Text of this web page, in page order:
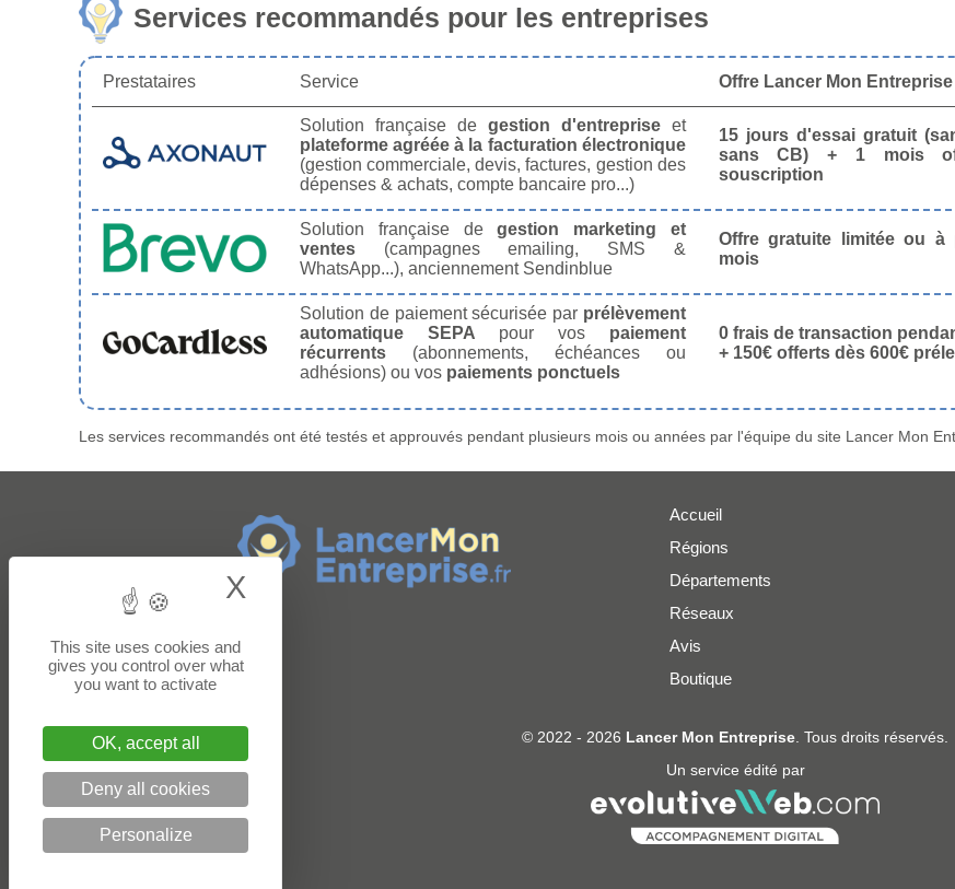
Services recommandés pour les entreprises
Prestataires Service Offre Lancer Mon Entreprise
Solution française de gestion d'entrepriseet
plateforme agréée à la facturation électronique
(gestion commerciale, devis, factures, gestion des
dépenses & achats, compte bancaire pro...)
15 jours d'essai gratuit
sans CB) + 1 mois
souscription
Solution française degestion marketing et
ventes (campagnes emailing, SMS &
WhatsApp...), anciennement Sendinblue
Offre gratuite limitée ou
mois
Solution de paiement sécurisée par prélèvement
automatique SEPA pour vos paiement
récurrents (abonnements, échéances ou
adhésions) ou vos paiements ponctuels
0 frais de transaction
+ 150€ offerts dès 600€
Les services recommandés ont été testés et approuvés pendant plusieurs mois ou années par l'équipe du site Lancer Mon
Accueil
Régions
Départements
Réseaux
Avis
Boutique
© 2022 - 2026 Lancer Mon Entreprise. Tous droits réservés.
Un service édité par
This site uses cookies and
gives you control over what
you want to activate
OK, accept all
Deny all cookies
Personalize
X Hide cookie banner